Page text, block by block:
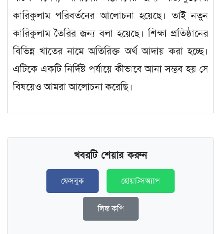
কারিকুলাম পরিবর্তনের আলোচনা হয়েছে। তাই নতুন
কারিকুলাম তৈরির জন্য বলা হয়েছে। শিক্ষা প্রতিষ্ঠানের
বিভিন্ন খাতের নামে অতিরিক্ত অর্থ আদায় করা হচ্ছে।
এটিকে একটি নির্দিষ্ট পর্যায়ে কীভাবে আনা সম্ভব হয় সে
বিষয়েও আমরা আলোচনা করেছি।
খবরটি শেয়ার করুন
ফেসবুক হোয়াটসঅ্যাপ
লিঙ্ক কপি